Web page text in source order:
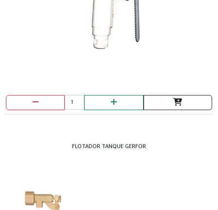
BROCHA PRETUL 3"
FLOTADOR TANQUE GERFOR